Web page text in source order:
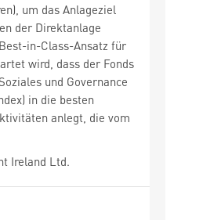
um das Anlageziel
der Direktanlage
in-Class-Ansatz für
wird, dass der Fonds
und Governance
in die besten
anlegt, die vom
Ireland Ltd.